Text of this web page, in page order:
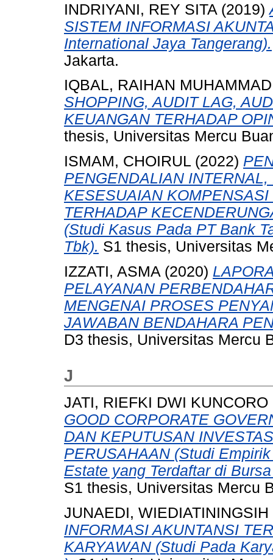
INDRIYANI, REY SITA (2019)
SISTEM INFORMASI
International Jaya Tangerang).
Jakarta.
IQBAL, RAIHAN MUHAMMAD
SHOPPING, AUDIT LAG,
KEUANGAN TERHADAP
thesis, Universitas Mercu
ISMAM, CHOIRUL (2022)
PENGENDALIAN INTERNAL,
KESESUAIAN
TERHADAP
(Studi Kasus Pada PT Bank
Tbk). S1 thesis, Universitas
IZZATI, ASMA (2020)
PELAYANAN
MENGENAI PROSES
JAWABAN BENDAHARA
D3 thesis, Universitas Mercu
J
JATI, RIEFKI DWI KUNCORO
GOOD CORPORATE
DAN KEPUTUSAN
PERUSAHAAN (Studi
Estate yang Terdaftar di
S1 thesis, Universitas Mercu
JUNAEDI, WIEDIATININGSIH
INFORMASI AKUNTANSI
KARYAWAN (Studi Pada